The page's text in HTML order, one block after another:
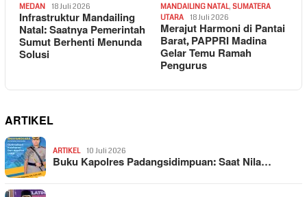
MEDAN 18 Juli 2026
Infrastruktur Mandailing
Natal: Saatnya Pemerintah
Sumut Berhenti Menunda
Solusi
MANDAILING NATAL, SUMATERA
UTARA
18 Juli 2026
Merajut Harmoni di Pantai
Barat, PAPPRI Madina
Gelar Temu Ramah
Pengurus
ARTIKEL
ARTIKEL 10 Juli 2026
Buku Kapolres Padangsidimpuan: Saat Nila…